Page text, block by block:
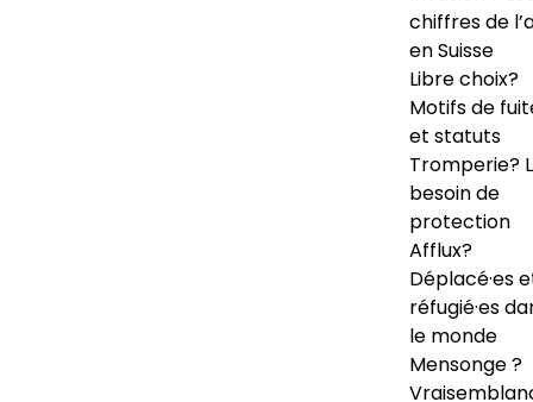
chiffres de
en Suisse
Libre choix?
Motifs de
et statuts
Tromperie?
besoin de
protection
Afflux?
Déplacé·es
réfugié·es
le monde
Mensonge ?